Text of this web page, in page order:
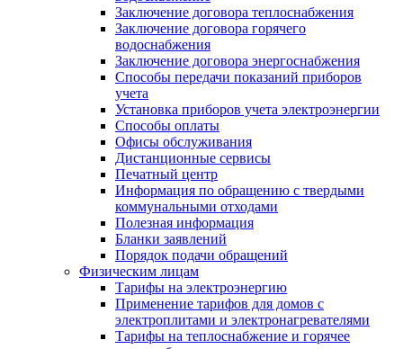
Заключение договора теплоснабжения
Заключение договора горячего
водоснабжения
Заключение договора энергоснабжения
Способы передачи показаний приборов
учета
Установка приборов учета электроэнергии
Способы оплаты
Офисы обслуживания
Дистанционные сервисы
Печатный центр
Информация по обращению с твердыми
коммунальными отходами
Полезная информация
Бланки заявлений
Порядок подачи обращений
Физическим лицам
Тарифы на электроэнергию
Применение тарифов для домов с
электроплитами и электронагревателями
Тарифы на теплоснабжение и горячее